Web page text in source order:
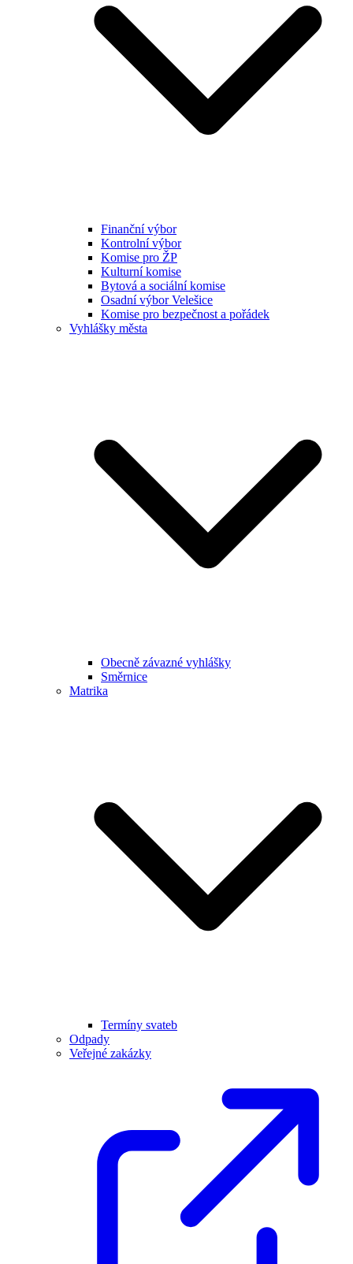
Finanční výbor
Kontrolní výbor
Komise pro ŽP
Kulturní komise
Bytová a sociální komise
Osadní výbor Velešice
Komise pro bezpečnost a pořádek
Vyhlášky města
Obecně závazné vyhlášky
Směrnice
Matrika
Termíny svateb
Odpady
Veřejné zakázky